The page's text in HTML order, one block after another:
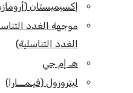
إكسيميستان
موجهة الغدد
الغدد التناسلية)
هـ إم جي
ليتروزول (فيـمـــارا)